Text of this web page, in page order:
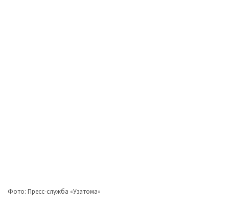
Фото: Пресс-служба «Узатома»